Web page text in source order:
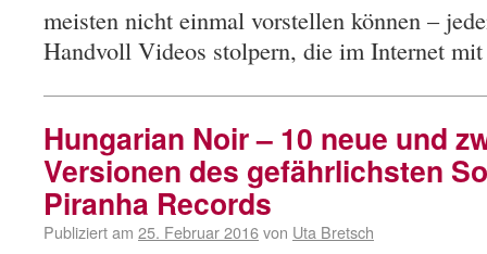
meisten nicht einmal vorstellen können –
Handvoll Videos stolpern, die im Internet
Hungarian Noir – 10 neue und
Versionen des gefährlichsten
Piranha Records
Publiziert am 25. Februar 2016von Uta Bretsch